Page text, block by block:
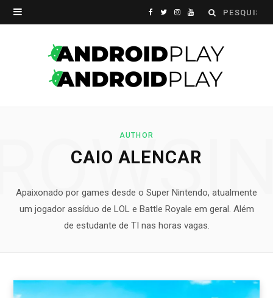
Search
F
c
o
o
T
i
t
r
I
r
m
Y
u
T
e
AUTHOR
CAIO ALENCAR
Apaixonado por games desde o Super Nintendo, atualmente
um jogador assíduo de LOL e Battle Royale em geral. Além
de estudante de TI nas horas vagas.